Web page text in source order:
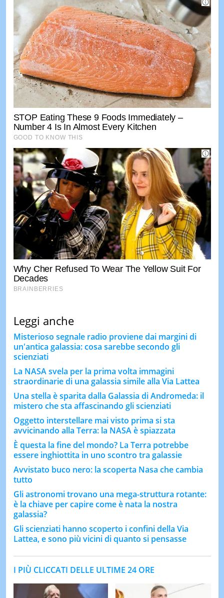
Leggi anche
Misterioso segnale radio proviene dai margini di
un'antica galassia: cosa sarebbe secondo gli
scienziati
La NASA svela per la prima volta immagini
straordinarie di una galassia simile alla Via Lattea
Una stella è sparita dalla Galassia di Andromeda: il
mistero che sta affascinando gli scienziati
Oggetto interstellare mai visto prima si sta
avvicinando alla Terra: la NASA è spiazzata
È questa la fine del mondo? La Terra potrebbe
essere inghiottita in uno scontro tra galassie
Avvistato buco nero: la scoperta Nasa che cambia
tutto
Gli astronomi trovano una mega-struttura rotante:
è la chiave per capire come è nata la nostra
galassia?
Gli scienziati hanno scoperto i confini della Via
Lattea, e sono più vicini di quanto si pensasse
I PIÙ CLICCATI DELLE ULTIME 24 ORE